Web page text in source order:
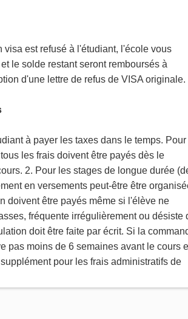
visa est refusé à l'étudiant, l'école vous
le solde restant seront remboursés à
d'une lettre de refus de VISA originale.
à payer les taxes dans le temps. Pour
les frais doivent être payés dès le
2. Pour les stages de longue durée
en versements peut-être être
doivent être payés même si l'élève ne
fréquente irrégulièrement ou désiste
doit être faite par écrit. Si la
pas moins de 6 semaines avant le cours
pour les frais administratifs de